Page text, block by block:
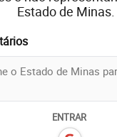
Estado de Minas.
ENTRAR